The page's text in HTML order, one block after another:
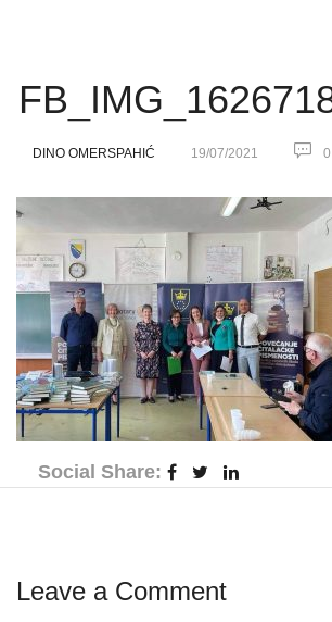
DINO OMERSPAHIĆ 19/07/2021
Social Share:
Leave a Comment